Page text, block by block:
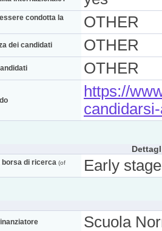
condotta la
OTHER
dei candidati OTHER
OTHER
https://
borsa di ricerca (of
Early
Scuola